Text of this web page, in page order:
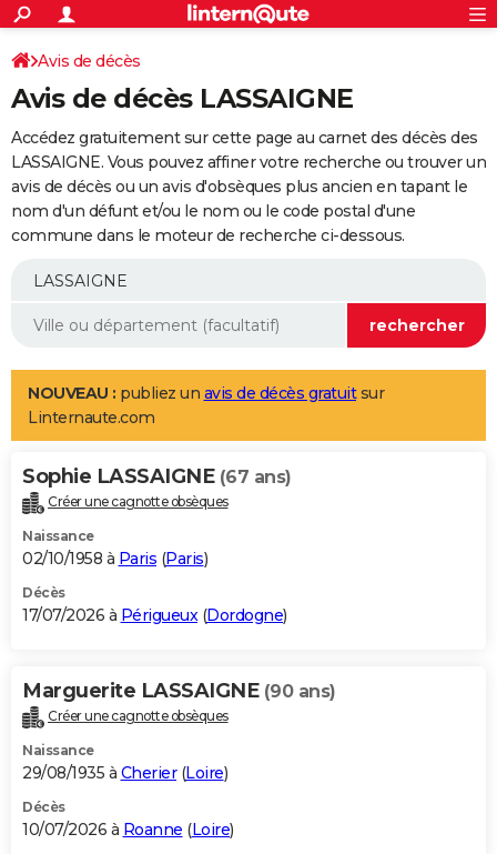
ACTUALITÉS
Politique
Société
Faits Divers
Education
Monde
Villes
+
SPORT
Coupe du monde 2026
Football
Tennis
Cyclisme
Rugby
Forum
Programme TV
TNTStreaming
Cinéma
Sorties cinéma
Musique
+
FINANCE
Retraite
Epargne
Immobilier
Risques naturels par ville
Banque
Assurance
AUTO
Essais
Réserver un essai
Citadines
Berlines
SUV
Forum auto
+
Mobiles
Meilleur smartphone
Internet
Ordinateurs
Jeux vidéo
Guide high-tech
Aménagement intérieur
LIFESTYLE
Art de vivre
Bien-être
Loisirs
Mode
Modes de vie
Alimentation
Guide de la santé
Maladies
Médicaments
Sommeil
VOYAGE
Destinations
City break
Voyage nature
Voyage de noces
Forum
Climat
+PHOTO
GUIDES D'ACHAT
BONS PLANS
Carte de Noël
Carte Bonne année
Carte Saint-Valentin
Carte Pâques
Carte d'anniversaire
DICTIONNAIRE
Dictionnaire
Biographies
Citations
Expressions
Proverbes
PROGRAMME TV
S'inscrire
Se connecter
Lycées
Collèges
Primaires
Universités
Entreprises
Service militaire
Avis de recherche
AVIS DE DÉCÈS
Avis de décès
Avis de décès LASSAIGNE
Accédez gratuitement sur cette page au carnet des décès des
LASSAIGNE. Vous pouvez affiner votre recherche ou trouver un
avis de décès ou un avis d'obsèques plus ancien en tapant le
nom d'un défunt et/ou le nom ou le code postal d'une
commune dans le moteur de recherche ci-dessous.
NOUVEAU : publiez un avis de décès gratuitsur
Linternaute.com
Sophie LASSAIGNE (67 ans)
Créer une cagnotte obsèques
Naissance
02/10/1958 à Paris (Paris)
Décès
17/07/2026 à Périgueux(Dordogne)
Marguerite LASSAIGNE (90 ans)
Créer une cagnotte obsèques
Naissance
29/08/1935 à Cherier(Loire)
Décès
10/07/2026 à Roanne (Loire)